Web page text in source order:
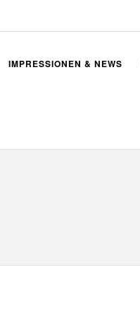
IMPRESSIONEN & NEWS